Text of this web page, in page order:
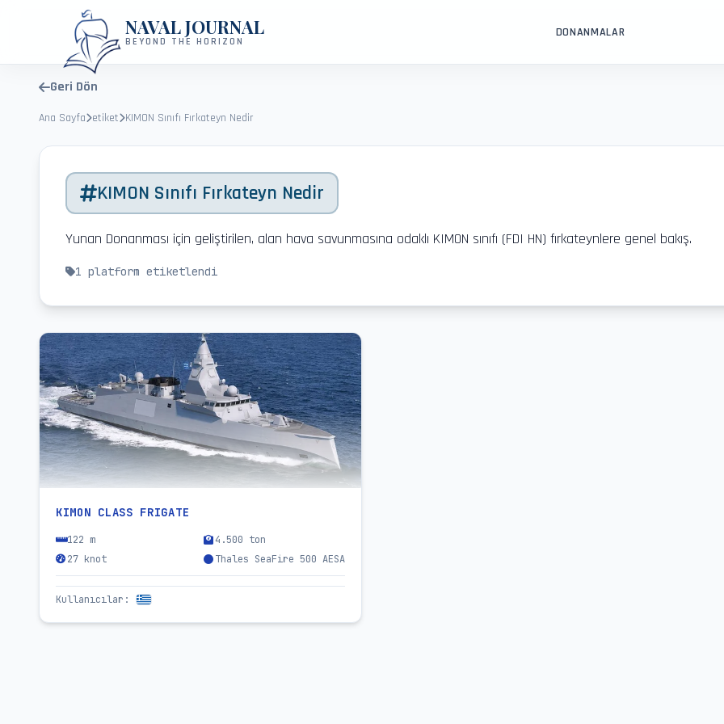
NAVAL JOURNAL
BEYOND THE HORIZON
DONANMALAR
Geri Dön
Ana Sayfa etiket KIMON Sınıfı Fırkateyn Nedir
KIMON Sınıfı Fırkateyn Nedir
Yunan Donanması için geliştirilen, alan hava savunmasına odaklı KIMON sınıfı (FDI HN) fırkateynlere genel bakış.
1 platform etiketlendi
KIMON CLASS FRIGATE
122 m
4.500 ton
27 knot
Thales SeaFire 500 AESA
Kullanıcılar :